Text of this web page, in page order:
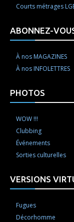
Courts métrages
ABONNEZ-
À nos MAGAZINES
À nos INFOLETTRES
PHOTOS
WOW !!!
Clubbing
Événements
Sorties culturelles
VERSIONS
Fugues
Décorhomme